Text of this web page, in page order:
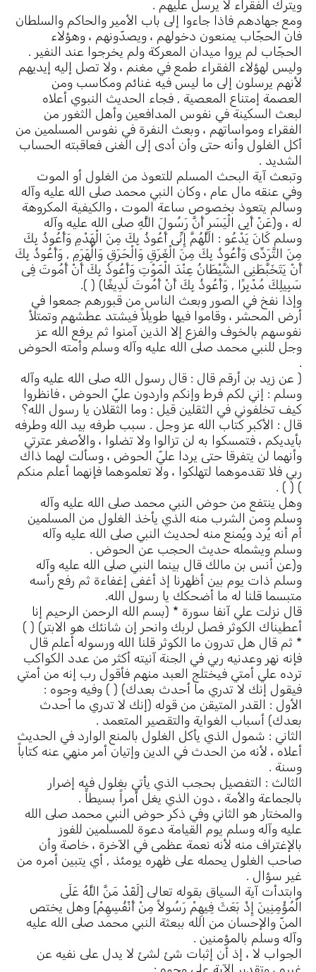
ويترك الفقراء لا يرسل عليهم .
ومع جهادهم فاذا جاءوا إلى باب الأمير والحاكم والسلطان
فان الحجّاب يمنعون دخولهم ، ويصدّونهم ، وهؤلاء
الحجّاب لم يروا ميدان المعركة ولم يخرجوا عند النفير .
وليس لهؤلاء الفقراء طمع في مغنم ، ولا تصل إليه إيديهم
لأنهم يرسلون إلى ما ليس فيه غنائم ومكاسب ومن
العصمة إمتناع المعصية , فجاء الحديث النبوي أعلاه
لبعث السكينة في نفوس المدافعين وأهل الثغور من
الفقراء ومواساتهم ، وبعث النفرة في نفوس المسلمين من
أكل الغلول وأنه حتى وأن أدى إلى الغنى فعاقبته الحساب
الشديد .
وتبعث آية البحث المسلم للتعوذ من الغلول أو الموت
وفي عنقه مال عام ، وكان النبي محمد صلى الله عليه وآله
وسالم يتعوذ بخصوص ساعة الموت ، والكيفية المكروهة
له ، و(عَنْ أَبِى الْيَسَرِ أَنَّ رَسُولَ اللَّهِ صلى الله عليه وآله
وسلم كَانَ يَدْعُو : اللَّهُمَّ إِنِّى أَعُوذُ بِكَ مِنَ الْهَدْمِ وَأَعُوذُ بِكَ
مِنَ التَّرَدِّى وَأَعُوذُ بِكَ مِنَ الْغَرَقِ وَالْحَرَقِ وَالْهَرَمِ , وَأَعُوذُ بِكَ
أَنْ يَتَخَبَّطَنِى الشَّيْطَانُ عِنْدَ الْمَوْتِ وَأَعُوذُ بِكَ أَنْ أَمُوتَ فِى
سَبِيلِكَ مُدْبِرًا , وَأَعُوذُ بِكَ أَنْ أَمُوتَ لَدِيغًا) ( ).
وإذا نفخ في الصور وبعث الناس من قبورهم جمعوا في
أرض المحشر ، وقاموا فيها طويلاً فيشتد عطشهم وتمتلأ
نفوسهم بالخوف والفزع إلا الذين آمنوا ثم يرفع الله عز
وجل للنبي محمد صلى الله عليه وآله وسلم وأمته الحوض
.
( عن زيد بن أرقم قال : قال رسول الله صلى الله عليه وآله
وسلم : إني لكم فرط وإنكم واردون عليّ الحوض ، فانظروا
كيف تخلفوني في الثقلين قيل : وما الثقلان يا رسول الله؟
قال : الأكبر كتاب الله عز وجل . سبب طرفه بيد الله وطرفه
بأيديكم ، فتمسكوا به لن تزالوا ولا تضلوا ، والأصغر عترتي
وأنهما لن يتفرقا حتى يردا عليّ الحوض ، وسألت لهما ذاك
ربي فلا تقدموهما لتهلكوا ، ولا تعلموهما فإنهما أعلم منكم
) ( ) .
وهل ينتفع من حوض النبي محمد صلى الله عليه وآله
وسلم ومن الشرب منه الذي يأخذ الغلول من المسلمين
أم أنه يُرد ويُمنع منه لحديث النبي صلى الله عليه وآله
وسلم ويشمله حديث الحجب عن الحوض .
و(عن أنس بن مالك قال بينما النبي صلى الله عليه وآله
وسلم ذات يوم بين أظهرنا إذ أغفى إغفاءة ثم رفع رأسه
متبسما قلنا له ما أضحكك يا رسول الله.
قال نزلت علي آنفا سورة * (بسم الله الرحمن الرحيم إنا
أعطيناك الكوثر فصل لربك وانحر إن شانئك هو الابتر) ( )
* ثم قال هل تدرون ما الكوثر قلنا الله ورسوله أعلم قال
فإنه نهر وعدنيه ربي في الجنة آنيته أكثر من عدد الكواكب
ترده علي أمتي فيختلج العبد منهم فأقول رب إنه من أمتي
فيقول إنك لا تدري ما أحدث بعدك) ( ) وفيه وجوه :
الأول : القدر المتيقن من قوله (إنك لا تدري ما أحدث
بعدك) أسباب الغواية والتقصير المتعمد .
الثاني : شمول الذي يأكل الغلول بالمنع الوارد في الحديث
أعلاه ، لأنه من الحدث في الدين وإتيان أمر منهي عنه كتاباً
وسنة .
الثالث : التفصيل بحجب الذي يأتي بغلول فيه إضرار
بالجماعة والأمة ، دون الذي يغل أمراً بسيطاً .
والمختار هو الثاني وفي ذكر حوض النبي محمد صلى الله
عليه وآله وسلم يوم القيامة دعوة للمسلمين للفوز
بالإغتراف منه لأنه نعمة عظمى في الآخرة ، خاصة وأن
صاحب الغلول يحمله على ظهره يومئذ , أي يتبين أمره من
غير سؤال .
وابتدأت آية السياق بقوله تعالى [لَقَدْ مَنَّ اللَّهُ عَلَى
الْمُؤْمِنِينَ إِذْ بَعَثَ فِيهِمْ رَسُولاً مِنْ أَنْفُسِهِمْ] وهل يختص
المنّ والإحسان من الله ببعثة النبي محمد صلى الله عليه
وآله وسلم بالمؤمنين .
الجواب لا ، إذ أن إثبات شئ لشئ لا يدل على نفيه عن